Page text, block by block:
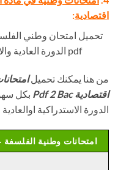
اقتصادية:
pdf الدورة العادية والاستدراكية علوم اقتصاد والتدبير
من هنا يمكنك تحميل
اقتصادية Pdf 2 Bac
بكل
الدورة الاستدراكية
امتحانات وطنية الفلسفة